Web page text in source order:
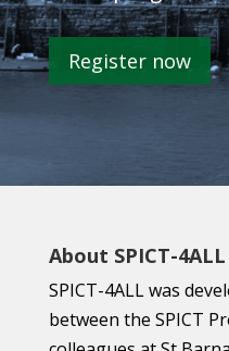
Register now
About SPICT-4ALL
SPICT-4ALL was
between the SPICT